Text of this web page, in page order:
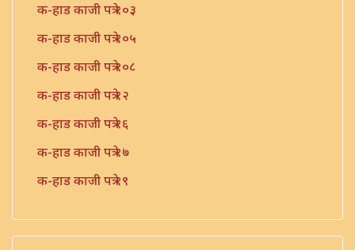
क-हाड काजी पत्रे १०३
क-हाड काजी पत्रे १०५
क-हाड काजी पत्रे १०८
क-हाड काजी पत्रे १२
क-हाड काजी पत्रे १६
क-हाड काजी पत्रे १७
क-हाड काजी पत्रे १९
क-हाड काजी पत्रे २२